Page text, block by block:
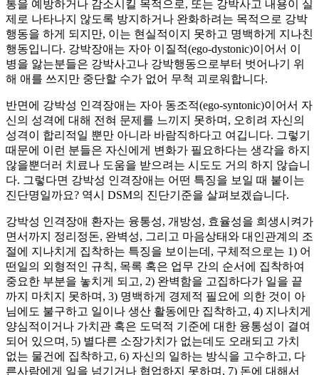
통을 예방하거나 감소시킬 목적으로, 또는 강박사고 내용이 실
제로 나타나지 않도록 방지하거나 완화하려는 목적으로 강박
행동을 하게 되지만, 이는 현실적이지 못하고 명백하게 지나친
행동입니다. 강박장애는 자아 이질적(ego-dystonic)이어서 이
병을 앓는분들은 강박사고나 강박행동으로부터 벗어나기 위
해 애를 쓰지만 중단할 수가 없어 무척 괴로워합니다.
반면에 강박성 인격장애는 자아 동조적(ego-syntonic)이어서 자
신의 성격에 대해 전혀 문제를 느끼지 못하며, 오히려 자신의
성격이 합리적일 뿐만 아니라 바람직하다고 여깁니다. 그렇기
때문에 이런 분들은 자신에게 변화가 필요하다는 생각을 하지
않을뿐더러 치료나 도움을 받으려는 시도도 거의 하지 않습니
다. 그렇다면 강박성 인격장애는 어떤 특징을 보일 때 붙이는
진단명일까요? 역시 DSM의 진단기준을 살펴보겠습니다.
강박성 인격장애 환자는 융통성, 개방성, 효율성을 희생시켜가
면서까지 정리정돈, 완벽성, 그리고 마음상태와 대인관계의 조
절에 지나치게 집착하는 특징을 보이는데, 구체적으로는 1) 어
떤일의 외형적인 규칙, 목록 혹은 업무 간의 순서에 집착하여
중요한 부분을 놓치게 되고, 2) 완벽함을 고집하다가 일을 끝
까지 마치지 못하며, 3) 명백하게 경제적 필요에 의한 것이 아
님에도 불구하고 일이나 생산 활동에만 집착하고, 4) 지나치게
양심적이거나 가치관 혹은 도덕적 기준에 대한 융통성이 결여
되어 있으며, 5) 별다른 소장가치가 없는데도 오래되고 가치
없는 물건에 집착하고, 6) 자신의 일하는 방식을 고수하고, 다
른사람에게 일을 넘기거나 협업하지 못하며, 7) 돈에 대해서